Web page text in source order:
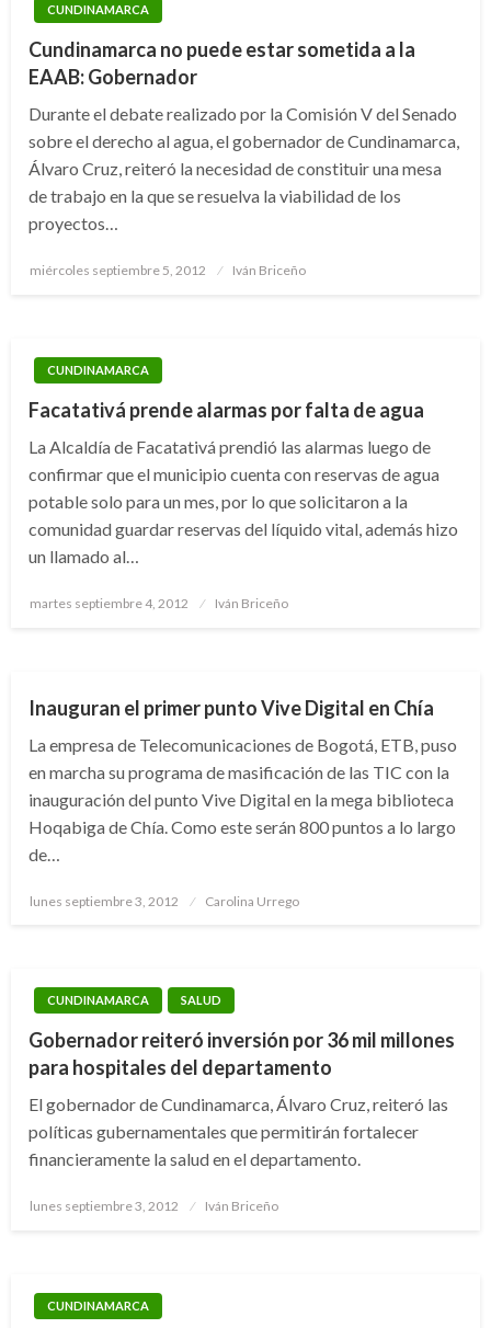
CUNDINAMARCA
Cundinamarca no puede estar sometida a la
EAAB: Gobernador
Durante el debate realizado por la Comisión V del Senado
sobre el derecho al agua, el gobernador de Cundinamarca,
Álvaro Cruz, reiteró la necesidad de constituir una mesa
de trabajo en la que se resuelva la viabilidad de los
proyectos…
Publicado
miércoles septiembre 5, 2012 Iván Briceño
CUNDINAMARCA
Facatativá prende alarmas por falta de agua
La Alcaldía de Facatativá prendió las alarmas luego de
confirmar que el municipio cuenta con reservas de agua
potable solo para un mes, por lo que solicitaron a la
comunidad guardar reservas del líquido vital, además hizo
un llamado al…
Publicado
martes septiembre 4, 2012 Iván Briceño
Inauguran el primer punto Vive Digital en Chía
La empresa de Telecomunicaciones de Bogotá, ETB, puso
en marcha su programa de masificación de las TIC con la
inauguración del punto Vive Digital en la mega biblioteca
Hoqabiga de Chía. Como este serán 800 puntos a lo largo
de…
Publicado
lunes septiembre 3, 2012 Carolina Urrego
CUNDINAMARCA SALUD
Gobernador reiteró inversión por 36 mil millones
para hospitales del departamento
El gobernador de Cundinamarca, Álvaro Cruz, reiteró las
políticas gubernamentales que permitirán fortalecer
financieramente la salud en el departamento.
Publicado
lunes septiembre 3, 2012 Iván Briceño
CUNDINAMARCA